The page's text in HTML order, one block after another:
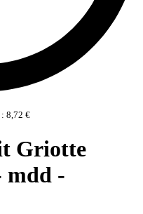
8,72 €
Griotte
mdd -